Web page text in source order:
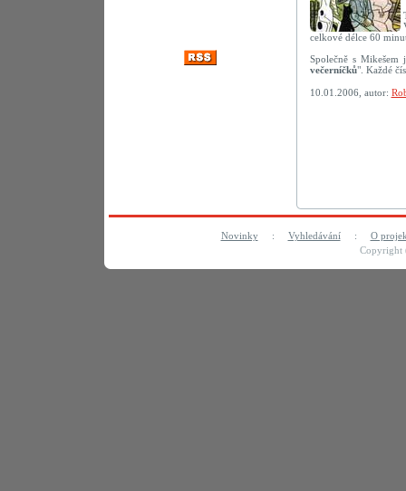
celkové délce 60
Společně s
večerníčků". Každé
10.01.2006, autor:
Novinky: Vyhledávání: O
Copyright